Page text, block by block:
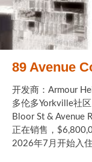
89 Avenue
开发商：Armour
多伦多Yorkville社区
Bloor St & Avenue
正在销售，
2026年7月开始入